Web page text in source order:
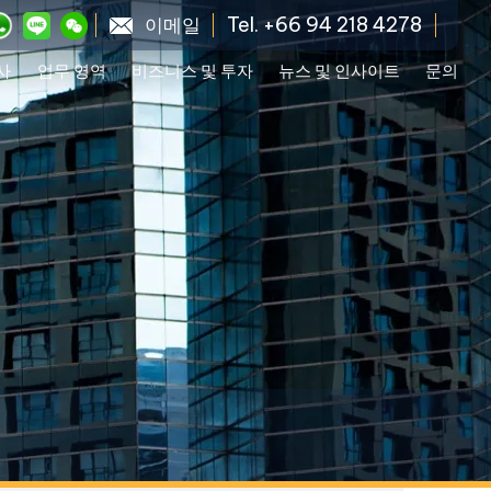
이메일 Tel. +66 94 218 4278
업무 영역 비즈니스 및 투자 뉴스 및 인사이트 문의